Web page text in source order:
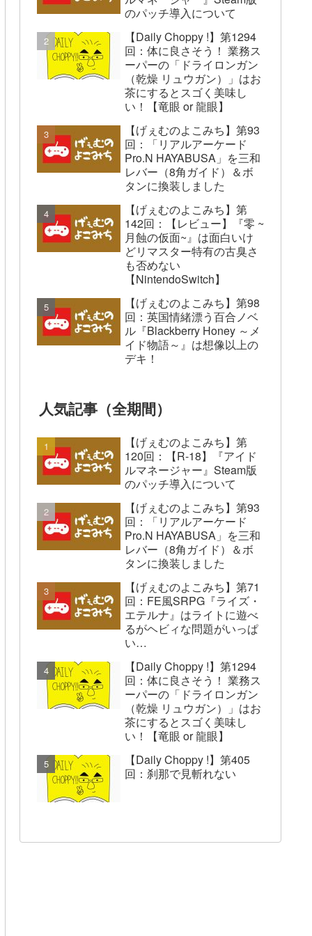
のパッチ導入について
【Daily Choppy !】第1294
回：体に良さそう！ 業務ス
ーパーの「ドライロンガン
（乾燥 リュウガン）」はお
茶にするとスゴく美味し
い！【竜眼 or 龍眼】
【げぇむのよこみち】第93
回：「リアルアーケード
Pro.N HAYABUSA」を三和
レバー（8角ガイド）＆ボ
タンに換装しました
【げぇむのよこみち】第
142回：【レビュー】『零 ~
月蝕の仮面~』は面白いけ
どリマスター特有の古臭さ
も否めない
【NintendoSwitch】
【げぇむのよこみち】第98
回：英国情緒漂う百合ノベ
ル『Blackberry Honey ～メ
イド物語～』は想像以上の
デキ！
人気記事（全期間）
【げぇむのよこみち】第
120回：【R-18】『アイド
ルマネージャー』Steam版
のパッチ導入について
【げぇむのよこみち】第93
回：「リアルアーケード
Pro.N HAYABUSA」を三和
レバー（8角ガイド）＆ボ
タンに換装しました
【げぇむのよこみち】第71
回：FE風SRPG『ライズ・
エテルナ』はライトに遊べ
るがヘビィな問題がいっぱ
い…
【Daily Choppy !】第1294
回：体に良さそう！ 業務ス
ーパーの「ドライロンガン
（乾燥 リュウガン）」はお
茶にするとスゴく美味し
い！【竜眼 or 龍眼】
【Daily Choppy !】第405
回：刹那で見斬れない